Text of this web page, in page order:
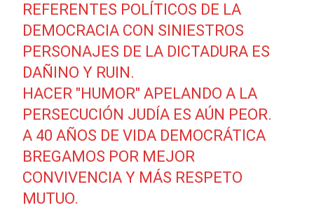
REFERENTES POLÍTICOS DE LA
DEMOCRACIA CON SINIESTROS
PERSONAJES DE LA DICTADURA ES
DAÑINO Y RUIN.
HACER "HUMOR" APELANDO A LA
PERSECUCIÓN JUDÍA ES AÚN PEOR.
A 40 AÑOS DE VIDA DEMOCRÁTICA
BREGAMOS POR MEJOR
CONVIVENCIA Y MÁS RESPETO
MUTUO.